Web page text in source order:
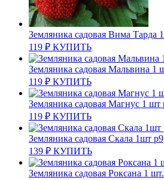
Земляника садовая Вима Тарда
119 ₽ КУПИТЬ
Земляника садовая Мальвина 1
119 ₽ КУПИТЬ
Земляника садовая Магнус 1 шт
119 ₽ КУПИТЬ
Земляника садовая Скала 1шт р9
139 ₽ КУПИТЬ
Земляника садовая Роксана 1